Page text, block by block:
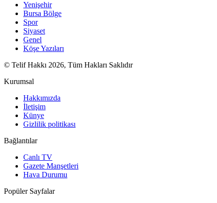
Yenişehir
Bursa Bölge
Spor
Siyaset
Genel
Köşe Yazıları
© Telif Hakkı 2026, Tüm Hakları Saklıdır
Kurumsal
Hakkımızda
İletişim
Künye
Gizlilik politikası
Bağlantılar
Canlı TV
Gazete Manşetleri
Hava Durumu
Popüler Sayfalar